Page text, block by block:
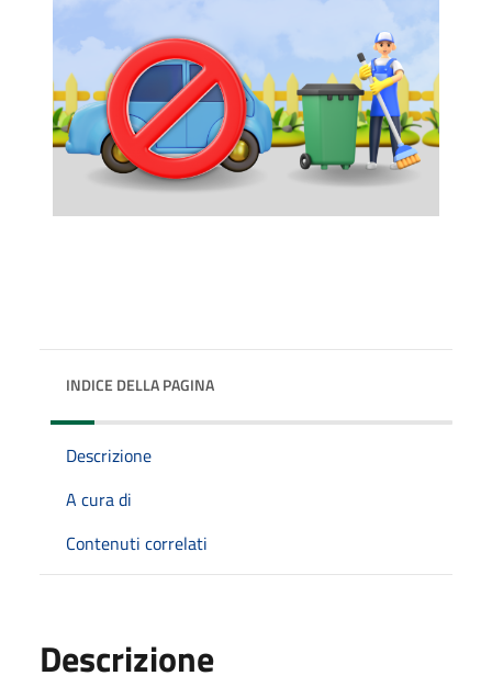
INDICE DELLA PAGINA
Descrizione
A cura di
Contenuti correlati
Descrizione